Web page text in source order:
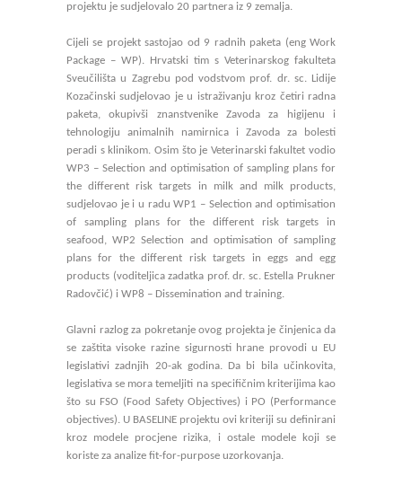
projektu je sudjelovalo 20 partnera iz 9 zemalja.
Cijeli se projekt sastojao od 9 radnih paketa (eng Work
Package – WP). Hrvatski tim s Veterinarskog fakulteta
Sveučilišta u Zagrebu pod vodstvom prof. dr. sc. Lidije
Kozačinski sudjelovao je u istraživanju kroz četiri radna
paketa, okupivši znanstvenike Zavoda za higijenu i
tehnologiju animalnih namirnica i Zavoda za bolesti
peradi s klinikom. Osim što je Veterinarski fakultet vodio
WP3 – Selection and optimisation of sampling plans for
the different risk targets in milk and milk products,
sudjelovao je i u radu WP1 – Selection and optimisation
of sampling plans for the different risk targets in
seafood, WP2 Selection and optimisation of sampling
plans for the different risk targets in eggs and egg
products (voditeljica zadatka prof. dr. sc. Estella Prukner
Radovčić) i WP8 – Dissemination and training.
Glavni razlog za pokretanje ovog projekta je činjenica da
se zaštita visoke razine sigurnosti hrane provodi u EU
legislativi zadnjih 20-ak godina. Da bi bila učinkovita,
legislativa se mora temeljiti na specifičnim kriterijima kao
što su FSO (Food Safety Objectives) i PO (Performance
objectives). U BASELINE projektu ovi kriteriji su definirani
kroz modele procjene rizika, i ostale modele koji se
koriste za analize fit-for-purpose uzorkovanja.